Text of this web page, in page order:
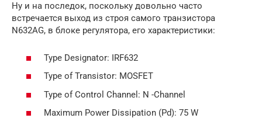
Ну и на последок, поскольку довольно часто
встречается выход из строя самого транзистора
N632AG, в блоке регулятора, его характеристики:
Type Designator: IRF632
Type of Transistor: MOSFET
Type of Control Channel: N -Channel
Maximum Power Dissipation (Pd): 75 W